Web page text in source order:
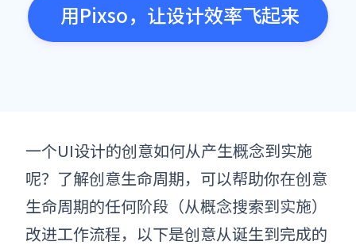
用Pixso，让设计效率飞起来
一个UI设计的创意如何从产生概念到实施
呢？了解创意生命周期，可以帮助你在创意
生命周期的任何阶段（从概念搜索到实施）
改进工作流程，以下是创意从诞生到完成的